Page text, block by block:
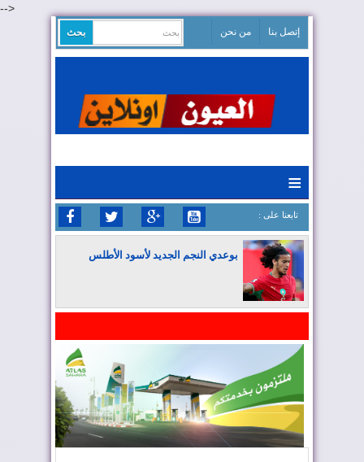
-->
إتصل بنا من نحن
≡
: تابعنا على
بوعدي النجم الجديد لأسود الأطلس
المغرب يعزز موقعه في صناعة الطيران